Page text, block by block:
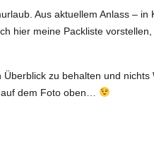
Aus aktuellem Anlass –
hier meine Packliste
zu behalten und nichts
dem Foto oben…